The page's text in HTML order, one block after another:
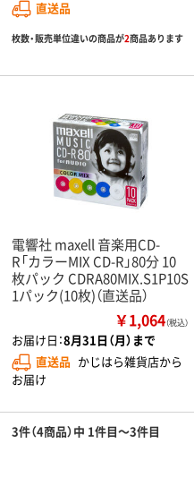
直送品
枚数・販売単位違いの商品が2商品あります
電響社 maxell 音楽用CD-
R「カラーMIX CD-R」80分 10
枚パック CDRA80MIX.S1P10S
1パック(10枚)（直送品）
￥1,064（税込）
お届け日：8月31日（月）まで
直送品 かじはら雑貨店から
お届け
3件（4商品）中 1件目～3件目